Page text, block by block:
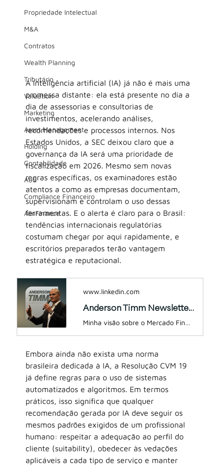
Propriedade Intelectual
M&A
Contratos
Wealth Planning
Tributário
Valuation
Marketing
Asset Management
Holding
Contabilidade
AuC
Compliance Financeiro
AIInFinance
A inteligência artificial (IA) já não é mais uma
promessa distante: ela está presente no dia a
dia de assessorias e consultorias de
investimentos, acelerando análises,
recomendações e processos internos. Nos
Estados Unidos, a SEC deixou claro que a
governança da IA será uma prioridade de
fiscalização em 2026. Mesmo sem novas
regras específicas, os examinadores estão
atentos a como as empresas documentam,
supervisionam e controlam o uso dessas
ferramentas. E o alerta é claro para o Brasil:
tendências internacionais regulatórias
costumam chegar por aqui rapidamente, e
escritórios preparados terão vantagem
estratégica e reputacional.
www.linkedin.com
Anderson Timm Newsletter | LinkedIn
Minha visão sobre o Mercado Financeiro.
Embora ainda não exista uma norma
brasileira dedicada à IA, a Resolução CVM 19
já define regras para o uso de sistemas
automatizados e algoritmos. Em termos
práticos, isso significa que qualquer
recomendação gerada por IA deve seguir os
mesmos padrões exigidos de um profissional
humano: respeitar a adequação ao perfil do
cliente (suitability), obedecer às vedações
aplicáveis a cada tipo de serviço e manter